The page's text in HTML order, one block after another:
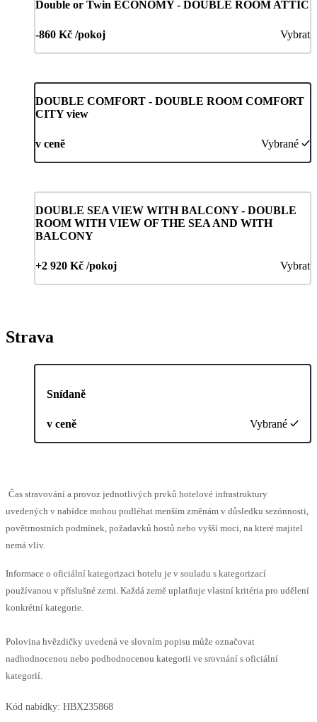
Double or Twin ECONOMY - DOUBLE ROOM ATTIC
-860 Kč /pokoj Vybrat
DOUBLE COMFORT - DOUBLE ROOM COMFORT
CITY view
v ceně Vybrané
DOUBLE SEA VIEW WITH BALCONY - DOUBLE
ROOM WITH VIEW OF THE SEA AND WITH
BALCONY
+2 920 Kč /pokoj Vybrat
Strava
Snídaně
v ceně Vybrané
Čas stravování a provoz jednotlivých prvků hotelové infrastruktury
uvedených v nabídce mohou podléhat menším změnám v důsledku sezónnosti,
povětrnostních podmínek, požadavků hostů nebo vyšší moci, na které majitel
nemá vliv.
Informace o oficiální kategorizaci hotelu je v souladu s kategorizací
používanou v příslušné zemi. Každá země uplatňuje vlastní kritéria pro udělení
konkrétní kategorie.
Polovina hvězdičky uvedená ve slovním popisu může označovat
nadhodnocenou nebo podhodnocenou kategorii ve srovnání s oficiální
kategorií.
Kód nabídky: HBX235868